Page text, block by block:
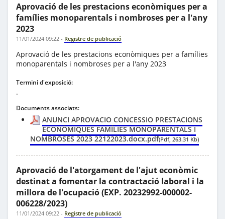
Aprovació de les prestacions econòmiques per a
famílies monoparentals i nombroses per a l'any
2023
11/01/2024 09:22 - Registre de publicació
Aprovació de les prestacions econòmiques per a famílies
monoparentals i nombroses per a l'any 2023
Termini d'exposició:
.
Documents associats:
ANUNCI APROVACIO CONCESSIO PRESTACIONS
ECONÒMIQUES FAMÍLIES MONOPARENTALS I
NOMBROSES 2023 22122023.docx.pdf(Pdf, 263.31 Kb)
Aprovació de l'atorgament de l'ajut econòmic
destinat a fomentar la contractació laboral i la
millora de l'ocupació (EXP. 20232992-000002-
006228/2023)
11/01/2024 09:22 - Registre de publicació